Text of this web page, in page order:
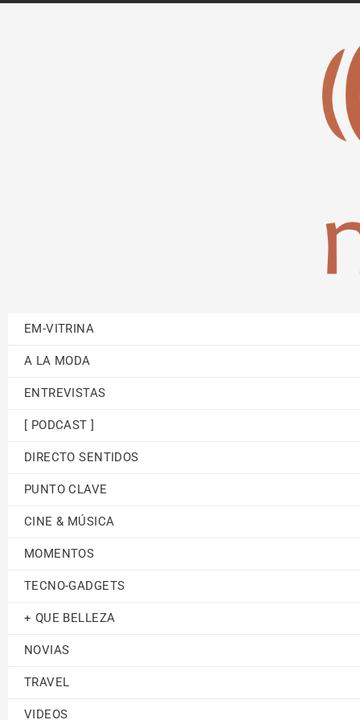
EM-VITRINA
A LA MODA
ENTREVISTAS
[ PODCAST ]
DIRECTO SENTIDOS
PUNTO CLAVE
CINE & MÚSICA
MOMENTOS
TECNO-GADGETS
+ QUE BELLEZA
NOVIAS
TRAVEL
VIDEOS